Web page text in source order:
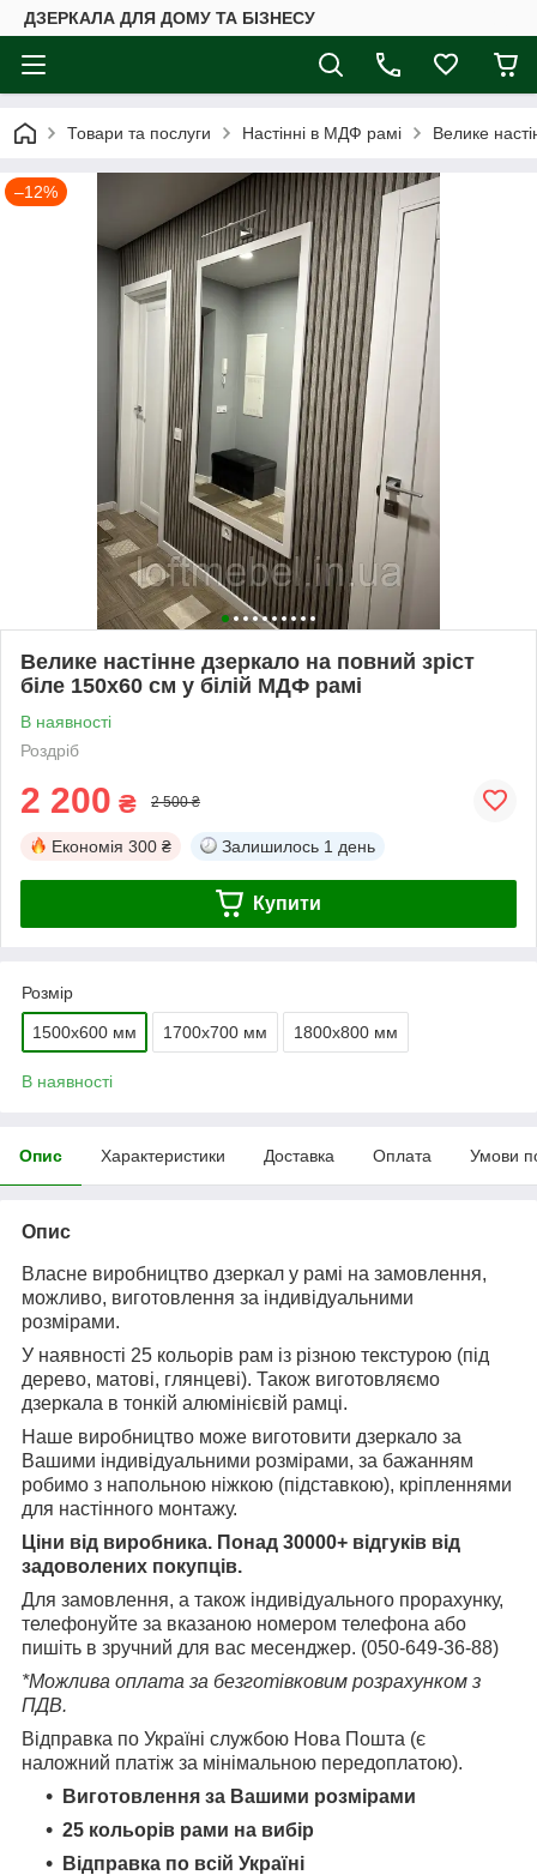
ДЗЕРКАЛА ДЛЯ ДОМУ ТА БІЗНЕСУ
Товари та послуги Настінні в МДФ рамі Велике
–12%
Велике настінне дзеркало на повний зріст
біле 150х60 см у білій МДФ рамі
В наявності
Роздріб
2 200 ₴ 2 500 ₴
Економія 300 ₴ Залишилось 1 день
Купити
Розмір
1500х600 мм 1700х700 мм 1800х800 мм
В наявності
Опис Характеристики Доставка Оплата Умови
Опис
Власне виробництво дзеркал у рамі на замовлення,
можливо, виготовлення за індивідуальними
розмірами.
У наявності 25 кольорів рам із різною текстурою (під
дерево, матові, глянцеві). Також виготовляємо
дзеркала в тонкій алюмінієвій рамці.
Наше виробництво може виготовити дзеркало за
Вашими індивідуальними розмірами, за бажанням
робимо з напольною ніжкою (підставкою), кріпленнями
для настінного монтажу.
Ціни від виробника. Понад 30000+ відгуків від
задоволених покупців.
Для замовлення, а також індивідуального прорахунку,
телефонуйте за вказаною номером телефона або
пишіть в зручний для вас месенджер. (050-649-36-88)
*Можлива оплата за безготівковим розрахунком з
ПДВ.
Відправка по Україні службою Нова Пошта (є
наложний платіж за мінімальною передоплатою).
Виготовлення за Вашими розмірами
25 кольорів рами на вибір
Відправка по всій Україні